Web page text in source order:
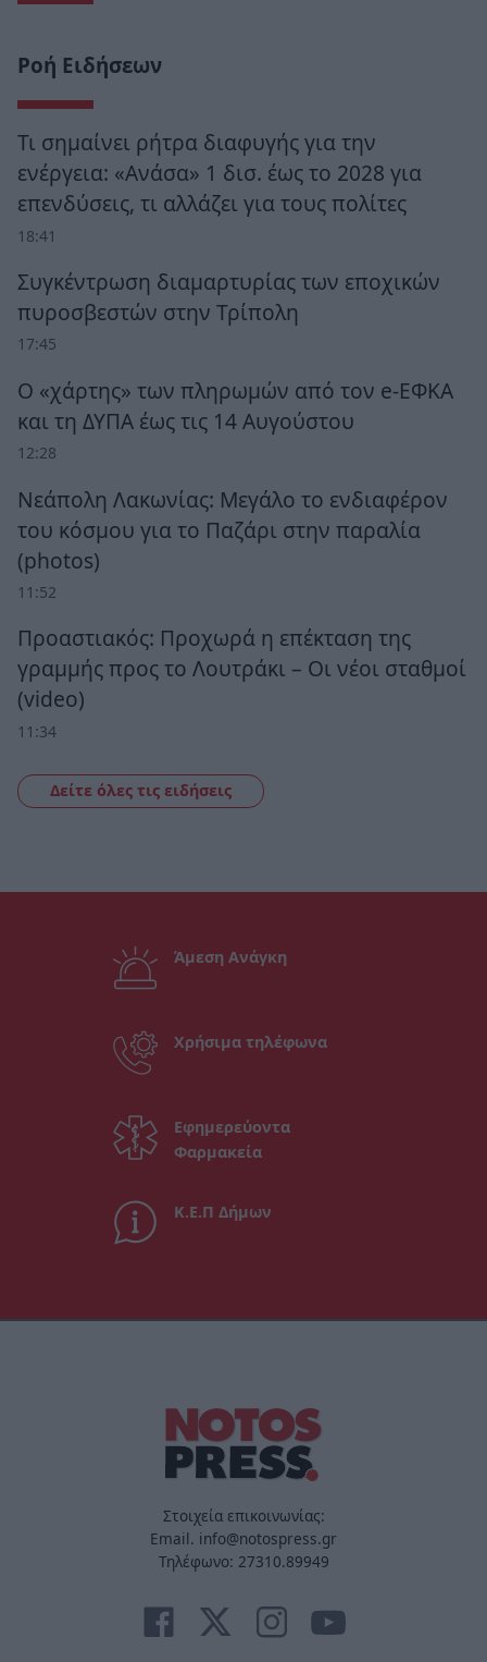
Ροή Ειδήσεων
Τι σημαίνει ρήτρα διαφυγής για την
ενέργεια: «Ανάσα» 1 δισ. έως το 2028 για
επενδύσεις, τι αλλάζει για τους πολίτες
18:41
Συγκέντρωση διαμαρτυρίας των εποχικών
πυροσβεστών στην Τρίπολη
17:45
Ο «χάρτης» των πληρωμών από τον e-ΕΦΚΑ
και τη ΔΥΠΑ έως τις 14 Αυγούστου
12:28
Νεάπολη Λακωνίας: Μεγάλο το ενδιαφέρον
του κόσμου για το Παζάρι στην παραλία
(photos)
11:52
Προαστιακός: Προχωρά η επέκταση της
γραμμής προς το Λουτράκι – Οι νέοι σταθμοί
(video)
11:34
Δείτε όλες τις ειδήσεις
Άμεση Ανάγκη
Χρήσιμα τηλέφωνα
Εφημερεύοντα
Φαρμακεία
Κ.Ε.Π Δήμων
Στοιχεία επικοινωνίας:
Email. info@notospress.gr
Τηλέφωνο: 27310.89949